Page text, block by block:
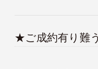
★ご成約有り難